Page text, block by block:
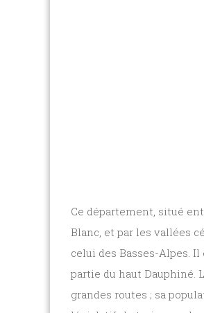
Ce département, situé
Blanc, et par les vallées
celui des Basses-Alpes.
partie du haut Dauphiné.
grandes routes ; sa